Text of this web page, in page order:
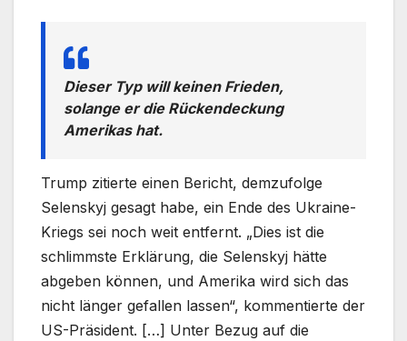
Dieser Typ will keinen Frieden,
solange er die Rückendeckung
Amerikas hat.
Trump zitierte einen Bericht, demzufolge
Selenskyj gesagt habe, ein Ende des Ukraine-
Kriegs sei noch weit entfernt. „Dies ist die
schlimmste Erklärung, die Selenskyj hätte
abgeben können, und Amerika wird sich das
nicht länger gefallen lassen“, kommentierte der
US-Präsident. […] Unter Bezug auf die